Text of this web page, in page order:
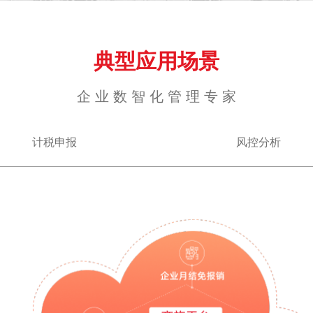
典型应用场景
企 业 数 智 化 管 理 专 家
计税申报 风控分析